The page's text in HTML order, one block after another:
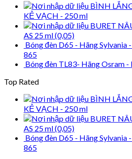
BÌNH
KẺ VẠCH - 250 ml
BURET
AS 25 ml (0,05)
Bóng đèn D65 - Hãng Sylvania
865
Bóng đèn TL83- Hãng Osram -
Top Rated
BÌNH
KẺ VẠCH - 250 ml
BURET
AS 25 ml (0,05)
Bóng đèn D65 - Hãng Sylvania
865